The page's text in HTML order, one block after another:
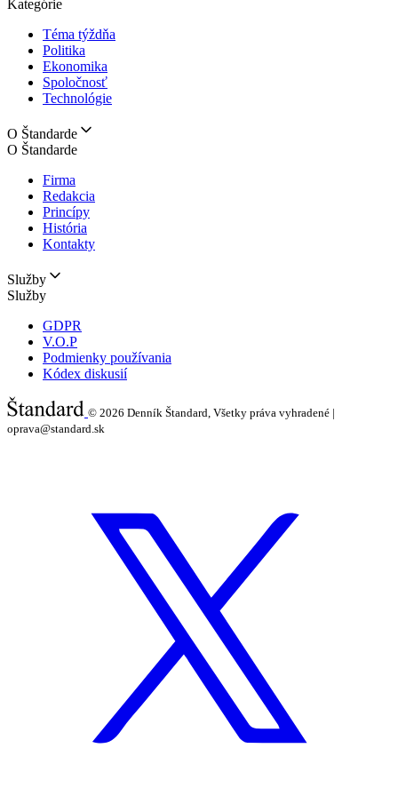
Kategórie
Téma týždňa
Politika
Ekonomika
Spoločnosť
Technológie
O Štandarde
O Štandarde
Firma
Redakcia
Princípy
História
Kontakty
Služby
Služby
GDPR
V.O.P
Podmienky používania
Kódex diskusií
© 2026 Denník Štandard, Všetky práva vyhradené |
oprava@standard.sk